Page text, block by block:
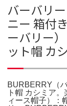
バーバリ
ニー 箱付
ーバリー
ット帽 カ
BURBERRY（
ト帽 カシミア
ィース帽子）：